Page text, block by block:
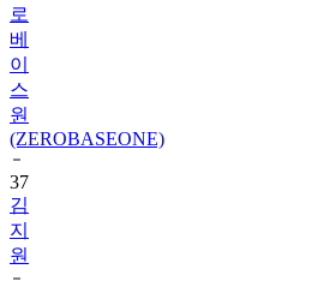
로
베
이
스
원
(ZEROBASEONE)
37
김
지
원